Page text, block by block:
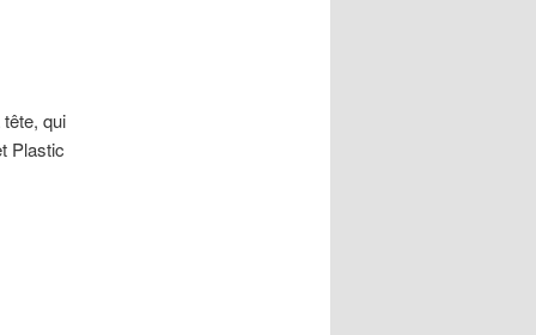
qui
Plastic